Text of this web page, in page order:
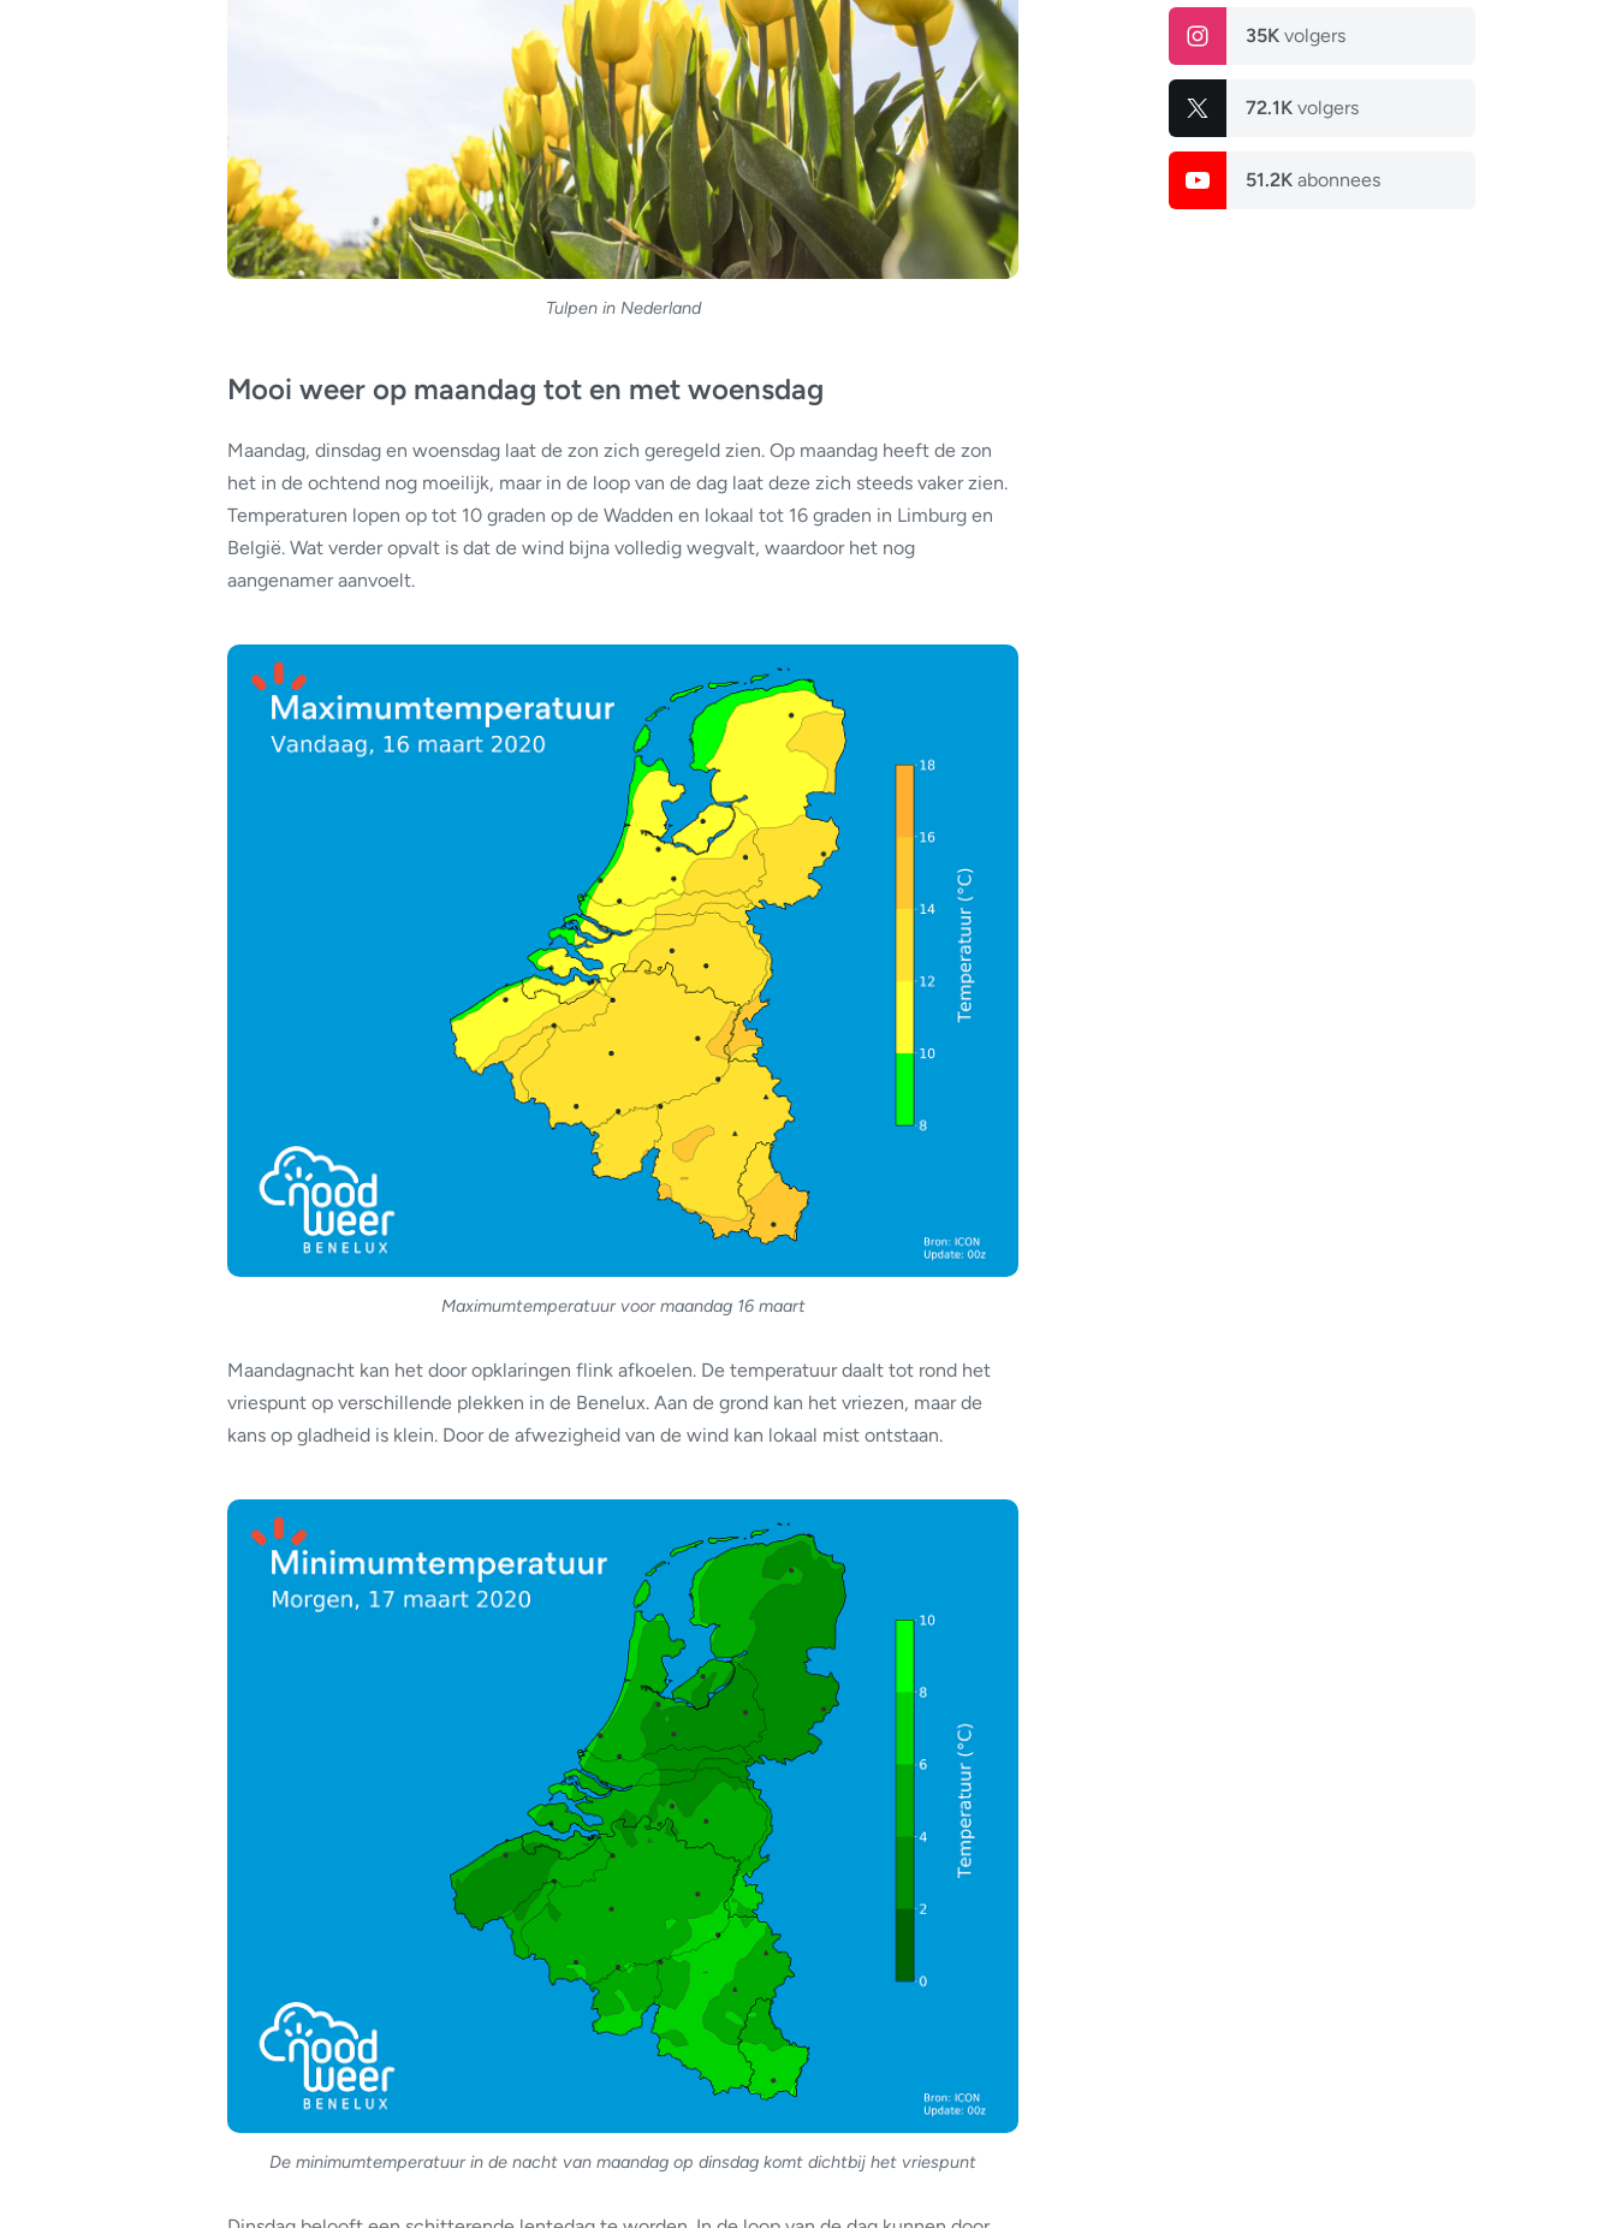
35K volgers
72.1K volgers
51.2K abonnees
Tulpen in Nederland
Mooi weer op maandag tot en met woensdag
Maandag, dinsdag en woensdag laat de zon zich geregeld zien. Op maandag heeft de zon
het in de ochtend nog moeilijk, maar in de loop van de dag laat deze zich steeds vaker zien.
Temperaturen lopen op tot 10 graden op de Wadden en lokaal tot 16 graden in Limburg en
België. Wat verder opvalt is dat de wind bijna volledig wegvalt, waardoor het nog
aangenamer aanvoelt.
Maximumtemperatuur voor maandag 16 maart
Maandagnacht kan het door opklaringen flink afkoelen. De temperatuur daalt tot rond het
vriespunt op verschillende plekken in de Benelux. Aan de grond kan het vriezen, maar de
kans op gladheid is klein. Door de afwezigheid van de wind kan lokaal mist ontstaan.
De minimumtemperatuur in de nacht van maandag op dinsdag komt dichtbij het vriespunt